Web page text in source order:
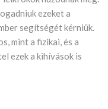
ezeket a
segítségét kérniük.
mint a fizikai, és a
ezek a kihívások is